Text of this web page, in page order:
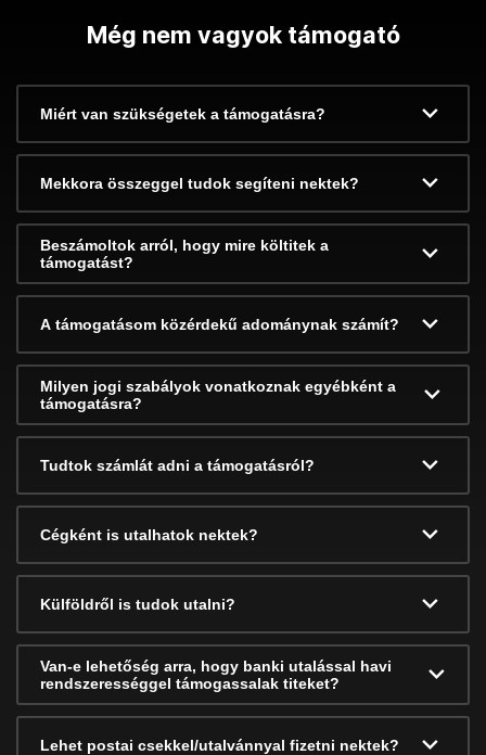
Még nem vagyok támogató
Miért van szükségetek a támogatásra?
Mekkora összeggel tudok segíteni nektek?
Beszámoltok arról, hogy mire költitek a
támogatást?
A támogatásom közérdekű adománynak számít?
Milyen jogi szabályok vonatkoznak egyébként a
támogatásra?
Tudtok számlát adni a támogatásról?
Cégként is utalhatok nektek?
Külföldről is tudok utalni?
Van-e lehetőség arra, hogy banki utalással havi
rendszerességgel támogassalak titeket?
Lehet postai csekkel/utalvánnyal fizetni nektek?